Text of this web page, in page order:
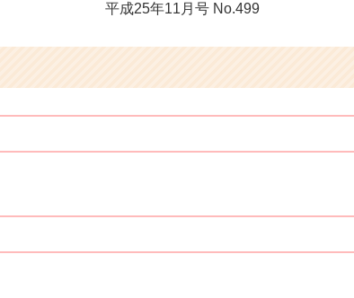
平成25年11月号 No.499